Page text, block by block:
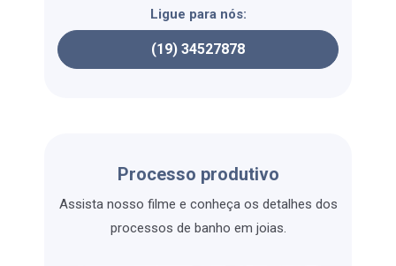
Ligue para nós:
(19) 34527878
Processo produtivo
Assista nosso filme e conheça os detalhes dos
processos de banho em joias.